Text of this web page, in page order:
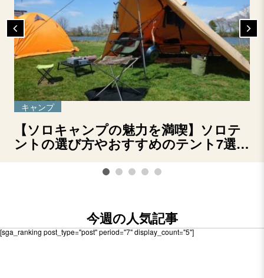
キャンプ
【ソロキャンプの魅力を満喫】ソロテ
ントの選び方やおすすめのテント7選を
今週の人気記事
[sga_ranking post_type="post" period="7" display_count="5"]